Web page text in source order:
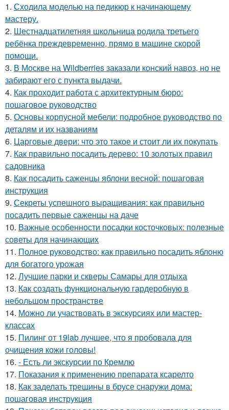
1. Сходила моделью на педикюр к начинающему
мастеру.
2. Шестнадцатилетняя школьница родила третьего
ребёнка преждевременно, прямо в машине скорой
помощи.
3. В Москве на Wildberries заказали конский навоз, но не
забирают его с пункта выдачи.
4. Как проходит работа с архитектурным бюро:
пошаговое руководство
5. Основы корпусной мебели: подробное руководство по
деталям и их названиям
6. Царговые двери: что это такое и стоит ли их покупать
7. Как правильно посадить дерево: 10 золотых правил
садовника
8. Как посадить саженцы яблони весной: пошаговая
инструкция
9. Секреты успешного выращивания: как правильно
посадить первые саженцы на даче
10. Важные особенности посадки косточковых: полезные
советы для начинающих
11. Полное руководство: как правильно посадить яблоню
для богатого урожая
12. Лучшие парки и скверы Самары для отдыха
13. Как создать функциональную гардеробную в
небольшом пространстве
14. Можно ли участвовать в экскурсиях или мастер-
классах
15. Пилинг от 19lab лучшее, что я пробовала для
очищения кожи головы!
16. - Есть ли экскурсии по Кремлю
17. Показания к применению препарата ксарелто
18. Как заделать трещины в брусе снаружи дома:
пошаговая инструкция